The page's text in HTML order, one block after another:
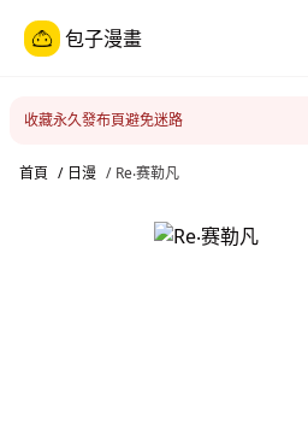
包子漫畫
收藏永久發布頁避免迷路
首頁 / 日漫 / Re‧赛勒凡